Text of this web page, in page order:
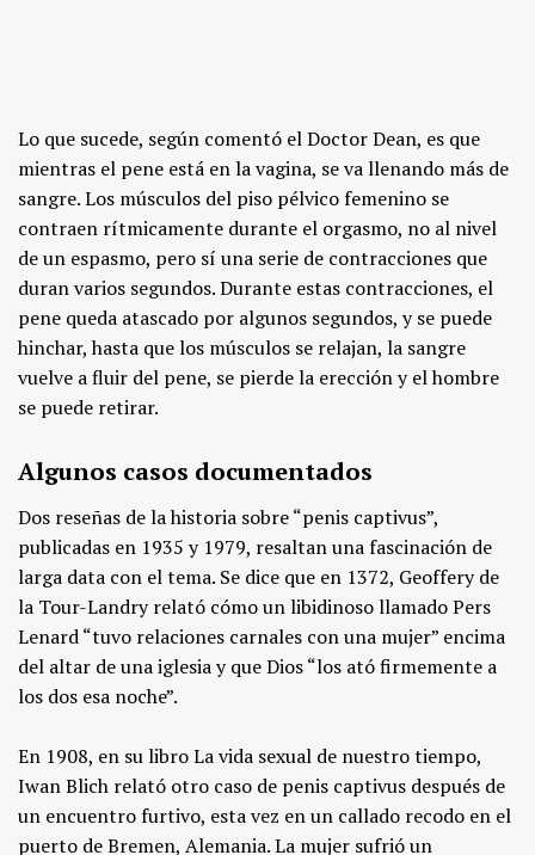
Lo que sucede, según comentó el Doctor Dean, es que
mientras el pene está en la vagina, se va llenando más de
sangre. Los músculos del piso pélvico femenino se
contraen rítmicamente durante el orgasmo, no al nivel
de un espasmo, pero sí una serie de contracciones que
duran varios segundos. Durante estas contracciones, el
pene queda atascado por algunos segundos, y se puede
hinchar, hasta que los músculos se relajan, la sangre
vuelve a fluir del pene, se pierde la erección y el hombre
se puede retirar.
Algunos casos documentados
Dos reseñas de la historia sobre “penis captivus”,
publicadas en 1935 y 1979, resaltan una fascinación de
larga data con el tema. Se dice que en 1372, Geoffery de
la Tour-Landry relató cómo un libidinoso llamado Pers
Lenard “tuvo relaciones carnales con una mujer” encima
del altar de una iglesia y que Dios “los ató firmemente a
los dos esa noche”.
En 1908, en su libro La vida sexual de nuestro tiempo,
Iwan Blich relató otro caso de penis captivus después de
un encuentro furtivo, esta vez en un callado recodo en el
puerto de Bremen, Alemania. La mujer sufrió un